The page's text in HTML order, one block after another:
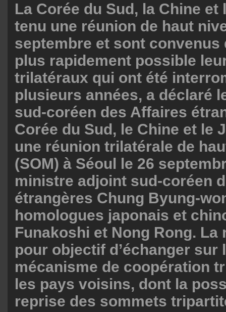
La Corée du Sud, la Chine et
tenu une réunion de haut
septembre et sont convenus
plus rapidement possible
trilatéraux qui ont été
plusieurs années, a déclaré
sud-coréen des Affaires
Corée du Sud, le Chine et le
une réunion trilatérale de
(SOM) à Séoul le 26
ministre adjoint sud-coréen
étrangères Chung Byung-
homologues japonais et
Funakoshi et Nong Rong. La
pour objectif d’échanger sur
mécanisme de coopération
les pays voisins, dont la
reprise des sommets